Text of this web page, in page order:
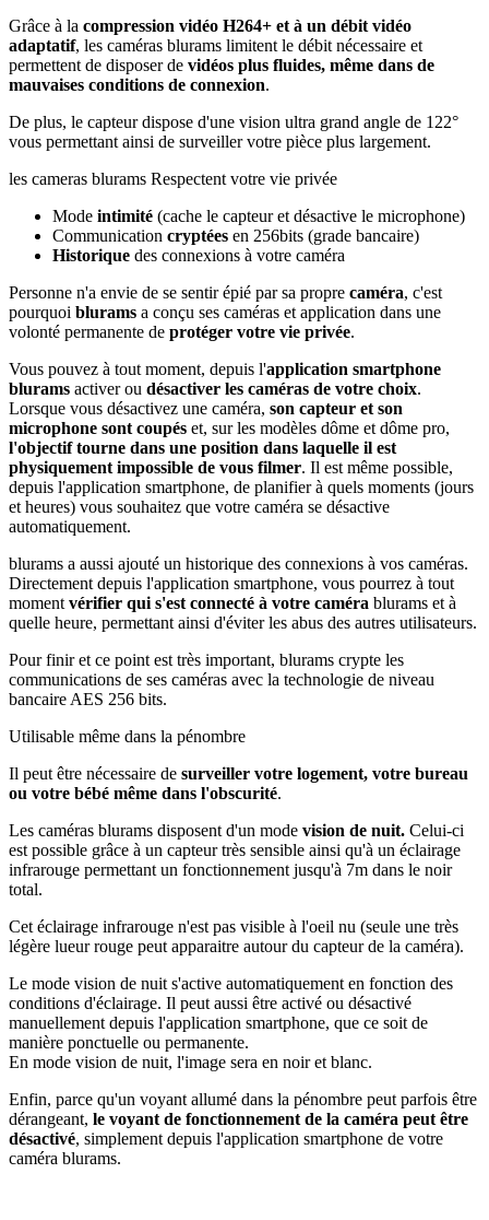
Grâce à la compression vidéo H264+ et à un débit vidéo
adaptatif, les caméras blurams limitent le débit nécessaire et
permettent de disposer de vidéos plus fluides, même dans de
mauvaises conditions de connexion.
De plus, le capteur dispose d'une vision ultra grand angle de 122°
vous permettant ainsi de surveiller votre pièce plus largement.
les cameras blurams Respectent votre vie privée
Mode intimité (cache le capteur et désactive le microphone)
Communication cryptées en 256bits (grade bancaire)
Historique des connexions à votre caméra
Personne n'a envie de se sentir épié par sa propre caméra, c'est
pourquoi blurams a conçu ses caméras et application dans une
volonté permanente de protéger votre vie privée.
Vous pouvez à tout moment, depuis l'application smartphone
blurams activer ou désactiver les caméras de votre choix.
Lorsque vous désactivez une caméra, son capteur et son
microphone sont coupés et, sur les modèles dôme et dôme pro,
l'objectif tourne dans une position dans laquelle il est
physiquement impossible de vous filmer. Il est même possible,
depuis l'application smartphone, de planifier à quels moments (jours
et heures) vous souhaitez que votre caméra se désactive
automatiquement.
blurams a aussi ajouté un historique des connexions à vos caméras.
Directement depuis l'application smartphone, vous pourrez à tout
momentvérifier qui s'est connecté à votre caméra blurams et à
quelle heure, permettant ainsi d'éviter les abus des autres utilisateurs.
Pour finir et ce point est très important, blurams crypte les
communications de ses caméras avec la technologie de niveau
bancaireAES 256 bits.
Utilisable même dans la pénombre
Il peut être nécessaire de surveiller votre logement, votre bureau
ou votre bébé même dans l'obscurité.
Les caméras blurams disposent d'un mode vision de nuit. Celui-ci
est possible grâce à un capteur très sensible ainsi qu'à un éclairage
infrarouge permettant un fonctionnement jusqu'à 7m dans le noir
total.
Cet éclairage infrarouge n'est pas visible à l'oeil nu (seule une très
légère lueur rouge peut apparaitre autour du capteur de la caméra).
Le mode vision de nuit s'active automatiquement en fonction des
conditions d'éclairage. Il peut aussi être activé ou désactivé
manuellement depuis l'application smartphone, que ce soit de
manière ponctuelle ou permanente.
En mode vision de nuit, l'image sera en noir et blanc.
Enfin, parce qu'un voyant allumé dans la pénombre peut parfois être
dérangeant, le voyant de fonctionnement de la caméra peut être
désactivé, simplement depuis l'application smartphone de votre
caméra blurams.